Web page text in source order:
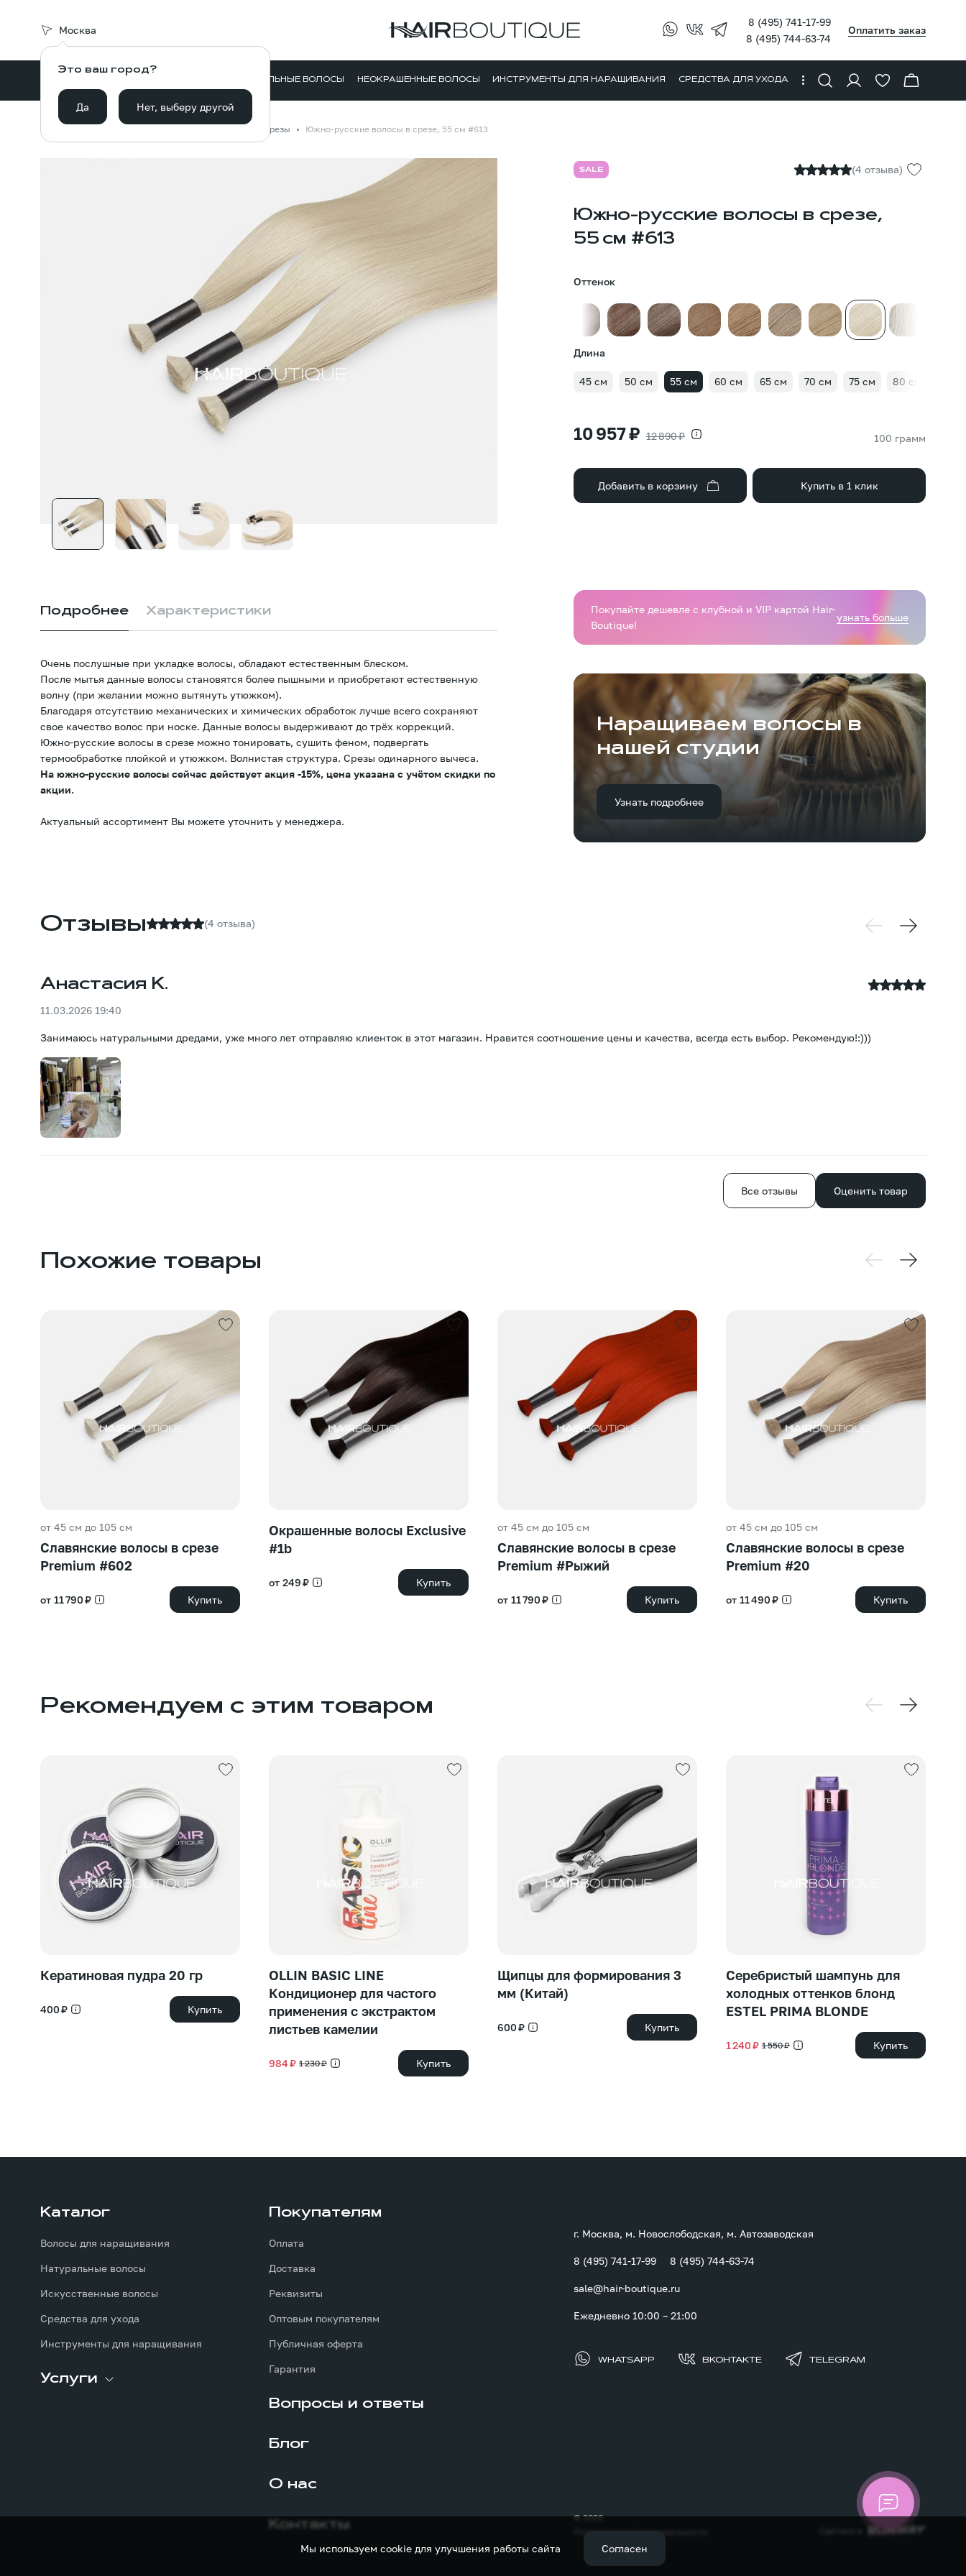
Москва
Это ваш город?
Да Нет, выберу другой
8 (495) 741-17-99
8 (495) 744-63-74
Оплатить заказ
НАТУРАЛЬНЫЕ ВОЛОСЫ НЕОКРАШЕННЫЕ ВОЛОСЫ ИНСТРУМЕНТЫ ДЛЯ НАРАЩИВАНИЯ СРЕДСТВА ДЛЯ УХОДА
Срезы Южно-русские волосы в срезе, 55 см #613
SALE (4 отзыва)
Южно-русские волосы в срезе,
55 см #613
Оттенок
Длина
45 см 50 см 55 см 60 см 65 см 70 см 75 см 80 см
10 957 ₽ 12 890 ₽ 100 грамм
Добавить в корзину Купить в 1 клик
Подробнее Характеристики
Очень послушные при укладке волосы, обладают естественным блеском.
После мытья данные волосы становятся более пышными и приобретают естественную
волну (при желании можно вытянуть утюжком).
Благодаря отсутствию механических и химических обработок лучше всего сохраняют
свое качество волос при носке. Данные волосы выдерживают до трёх коррекций.
Южно-русские волосы в срезе можно тонировать, сушить феном, подвергать
термообработке плойкой и утюжком. Волнистая структура. Срезы одинарного вычеса.
На южно-русские волосы сейчас действует акция -15%, цена указана с учётом скидки по
акции.
Актуальный ассортимент Вы можете уточнить у менеджера.
Покупайте дешевле с клубной и VIP картой Hair-
Boutique!
узнать больше
Наращиваем волосы в
нашей студии
Узнать подробнее
Отзывы (4 отзыва)
Анастасия К.
11.03.2026 19:40
Занимаюсь натуральными дредами, уже много лет отправляю клиенток в этот магазин. Нравится соотношение цены и качества, всегда есть выбор. Рекомендую!:)))
Все отзывы Оценить товар
Похожие товары
от 45 см до 105 см
Славянские волосы в срезе
Premium #602
от 11 790 ₽ Купить
Окрашенные волосы Exclusive
#1b
от 249 ₽ Купить
от 45 см до 105 см
Славянские волосы в срезе
Premium #Рыжий
от 11 790 ₽ Купить
от 45 см до 105 см
Славянские волосы в срезе
Premium #20
от 11 490 ₽ Купить
Рекомендуем с этим товаром
Кератиновая пудра 20 гр
400 ₽ Купить
OLLIN BASIC LINE
Кондиционер для частого
применения с экстрактом
листьев камелии
984 ₽ 1 230 ₽ Купить
Щипцы для формирования 3
мм (Китай)
600 ₽ Купить
Серебристый шампунь для
холодных оттенков блонд
ESTEL PRIMA BLONDE
1 240 ₽ 1 550 ₽ Купить
Каталог
Волосы для наращивания
Натуральные волосы
Искусственные волосы
Средства для ухода
Инструменты для наращивания
Услуги
Покупателям
Оплата
Доставка
Реквизиты
Оптовым покупателям
Публичная оферта
Гарантия
Вопросы и ответы
Блог
О нас
Контакты
г. Москва, м. Новослободская, м. Автозаводская
8 (495) 741-17-99 8 (495) 744-63-74
sale@hair-boutique.ru
Ежедневно 10:00 – 21:00
WHATSAPP ВКОНТАКТЕ TELEGRAM
© 2026
Политика конфиденциальности
Мы используем cookie для улучшения работы сайта Согласен